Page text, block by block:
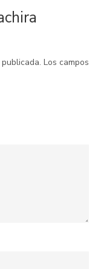
Los campos